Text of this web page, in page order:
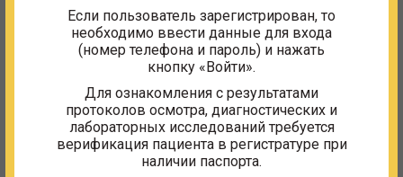
среднее профессиональное, диплом ПТ №
071536, Московское медицинское училище №
6 ГУЗМ, 04.07.1990 г.
Сертификаты
Рентгенология, уникальный номер реестровый
записи об аккредитации 7724 031947592, с
25.06.2024 по 25.06.2029
Если пользователь зарегистрирован, то
необходимо ввести данные для входа
(номер телефона и пароль) и нажать
кнопку «Войти».
Для ознакомления с результатами
протоколов осмотра, диагностических и
лабораторных исследований требуется
верификация пациента в регистратуре при
наличии паспорта.